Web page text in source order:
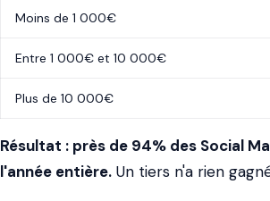
Moins de 1 000€
Entre 1 000€ et 10 000€
Plus de 10 000€
Résultat : près de 94% des Social
l'année entière. Un tiers n'a rien